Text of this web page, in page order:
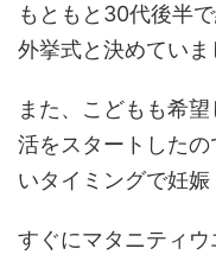
もともと30代後半
外挙式と決めていま
また、こどもも希
活をスタートした
いタイミングで妊娠
すぐにマタニティ